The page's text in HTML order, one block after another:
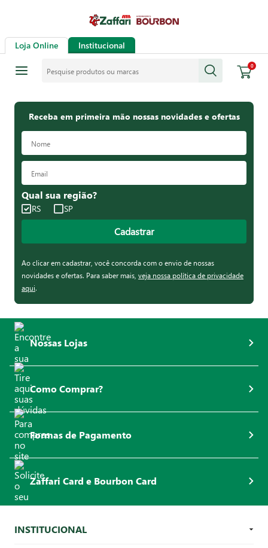
Loja Online Institucional
0
Receba em primeira mão nossas novidades e ofertas
Qual sua região?
RS SP
Cadastrar
Ao clicar em cadastrar, você concorda com o envio de nossas
novidades e ofertas. Para saber mais, veja nossa política de privacidade
aqui.
Nossas Lojas
Como Comprar?
Formas de Pagamento
Zaffari Card e Bourbon Card
INSTITUCIONAL